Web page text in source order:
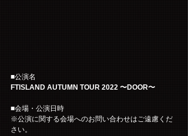
■公演名
FTISLAND AUTUMN TOUR 2022 〜DOOR〜
■会場・公演日時
※公演に関する会場へのお問い合わせはご遠慮くだ
さい。